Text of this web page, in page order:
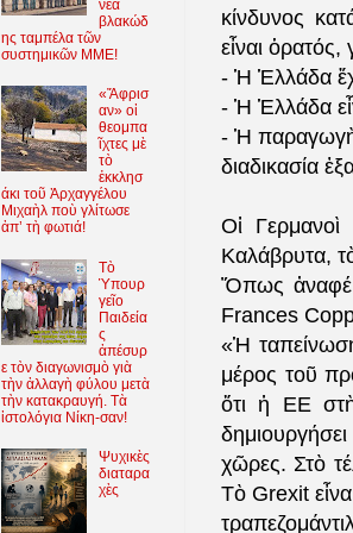
κίνδυνος
εἶναι
- Ἡ Ἑλλάδα
- Ἡ Ἑλλάδα
- Ἡ παραγωγὴ
διαδικασία
Οἱ Γερμανοὶ
Καλάβρυτα,
Ὅπως
Frances
«Ἡ
μέρος τοῦ
ὅτι ἡ ΕΕ στὴ
χῶρες. Στὸ
Τὸ Grexit
νέα
βλακώδ
ης ταμπέλα τῶν
συστημικῶν ΜΜΕ!
«Ἄφρισ
αν» οἱ
θεομπα
ῖχτες μὲ
τὸ
ἐκκλησ
άκι τοῦ Ἀρχαγγέλου
Μιχαὴλ ποὺ γλίτωσε
ἀπ’ τὴ φωτιά!
Τὸ
Ὑπουρ
γεῖο
Παιδεία
ς
ἀπέσυρ
ε τὸν διαγωνισμὸ γιὰ
τὴν ἀλλαγὴ φύλου μετὰ
τὴν κατακραυγή. Τὰ
ἱστολόγια Νίκη-σαν!
Ψυχικὲς
διαταρα
χὲς